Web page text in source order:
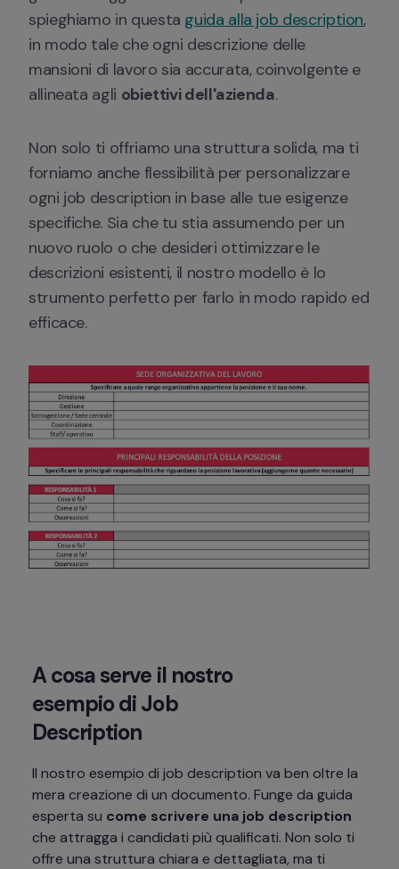
spieghiamo in questa guida alla job description,
in modo tale che ogni descrizione delle
mansioni di lavoro sia accurata, coinvolgente e
allineata agli obiettivi dell'azienda.
Non solo ti offriamo una struttura solida, ma ti
forniamo anche flessibilità per personalizzare
ogni job description in base alle tue esigenze
specifiche. Sia che tu stia assumendo per un
nuovo ruolo o che desideri ottimizzare le
descrizioni esistenti, il nostro modello è lo
strumento perfetto per farlo in modo rapido ed
efficace.
A cosa serve il nostro
esempio di Job
Description
Il nostro esempio di job description va ben oltre la
mera creazione di un documento. Funge da guida
esperta su come scrivere una job description
che attragga i candidati più qualificati. Non solo ti
offre una struttura chiara e dettagliata, ma ti